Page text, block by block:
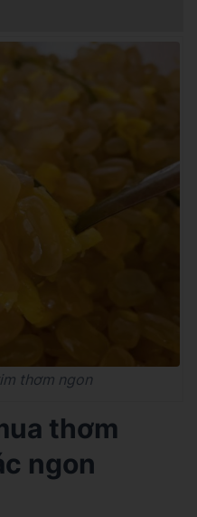
thơm ngon
thơm
ngon